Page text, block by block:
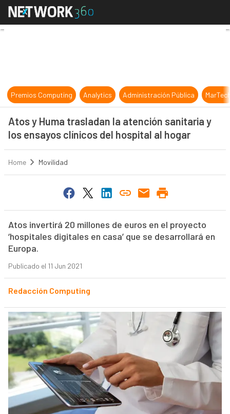
Atos y Huma trasladan la atención
Premios Computing Analytics Administración Pública
Atos y Huma trasladan la atención sanitaria y
los ensayos clínicos del hospital al hogar
Home Movilidad
Atos invertirá 20 millones de euros en el proyecto
‘hospitales digitales en casa’ que se desarrollará en
Europa.
Publicado el 11 Jun 2021
Redacción Computing